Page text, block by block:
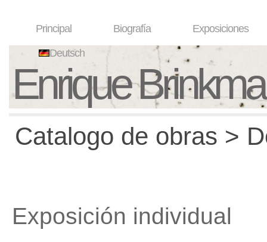
Principal Biografía Exposiciones
Deutsch
Enrique
Catalogo de obras >
Exposición individual